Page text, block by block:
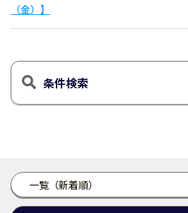
一覧（新着順）
（金）】
条件検索